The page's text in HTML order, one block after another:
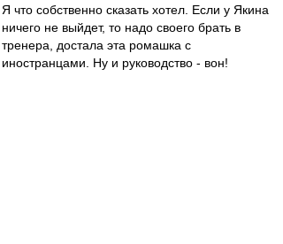
Я что собственно сказать хотел. Если у Якина
ничего не выйдет, то надо своего брать в
тренера, достала эта ромашка с
иностранцами. Ну и руководство - вон!